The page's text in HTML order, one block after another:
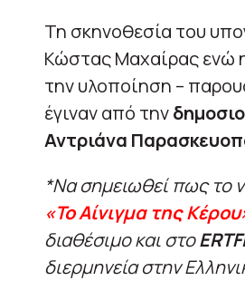
Τη σκηνοθεσία του
Κώστας Μαχαίρας ενώ
την υλοποίηση –
έγιναν από την
Αντριάνα
*Να σημειωθεί πως το
«Το Αίνιγμα της
διαθέσιμο και στο
διερμηνεία στην